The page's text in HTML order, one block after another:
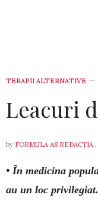
TERAPII ALTERNATIVE
Leacuri
by FORMULA AS REDACȚIA
• În medicina
au un loc